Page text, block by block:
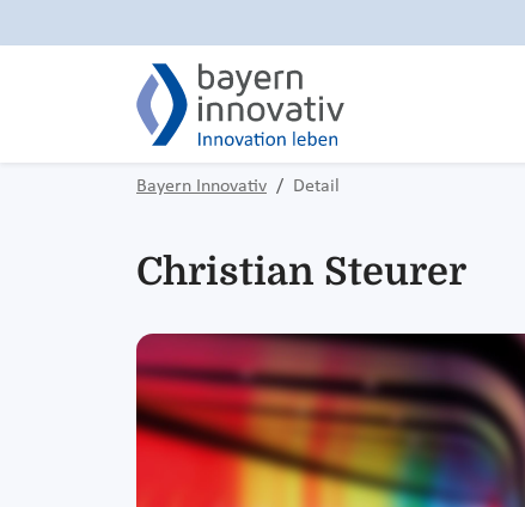
Bayern Innovativ Detail
Christian Steurer